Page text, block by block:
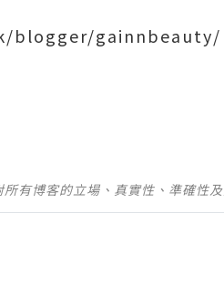
blogger/gainnbeauty/
有博客的立場、真實性、準確性